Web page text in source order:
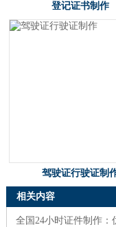
登记证书制作
驾驶证行驶证制
相关内容
全国24小时证件制作：